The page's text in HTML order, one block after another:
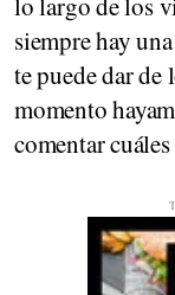
siempre hay
te puede dar de
momento
comentar